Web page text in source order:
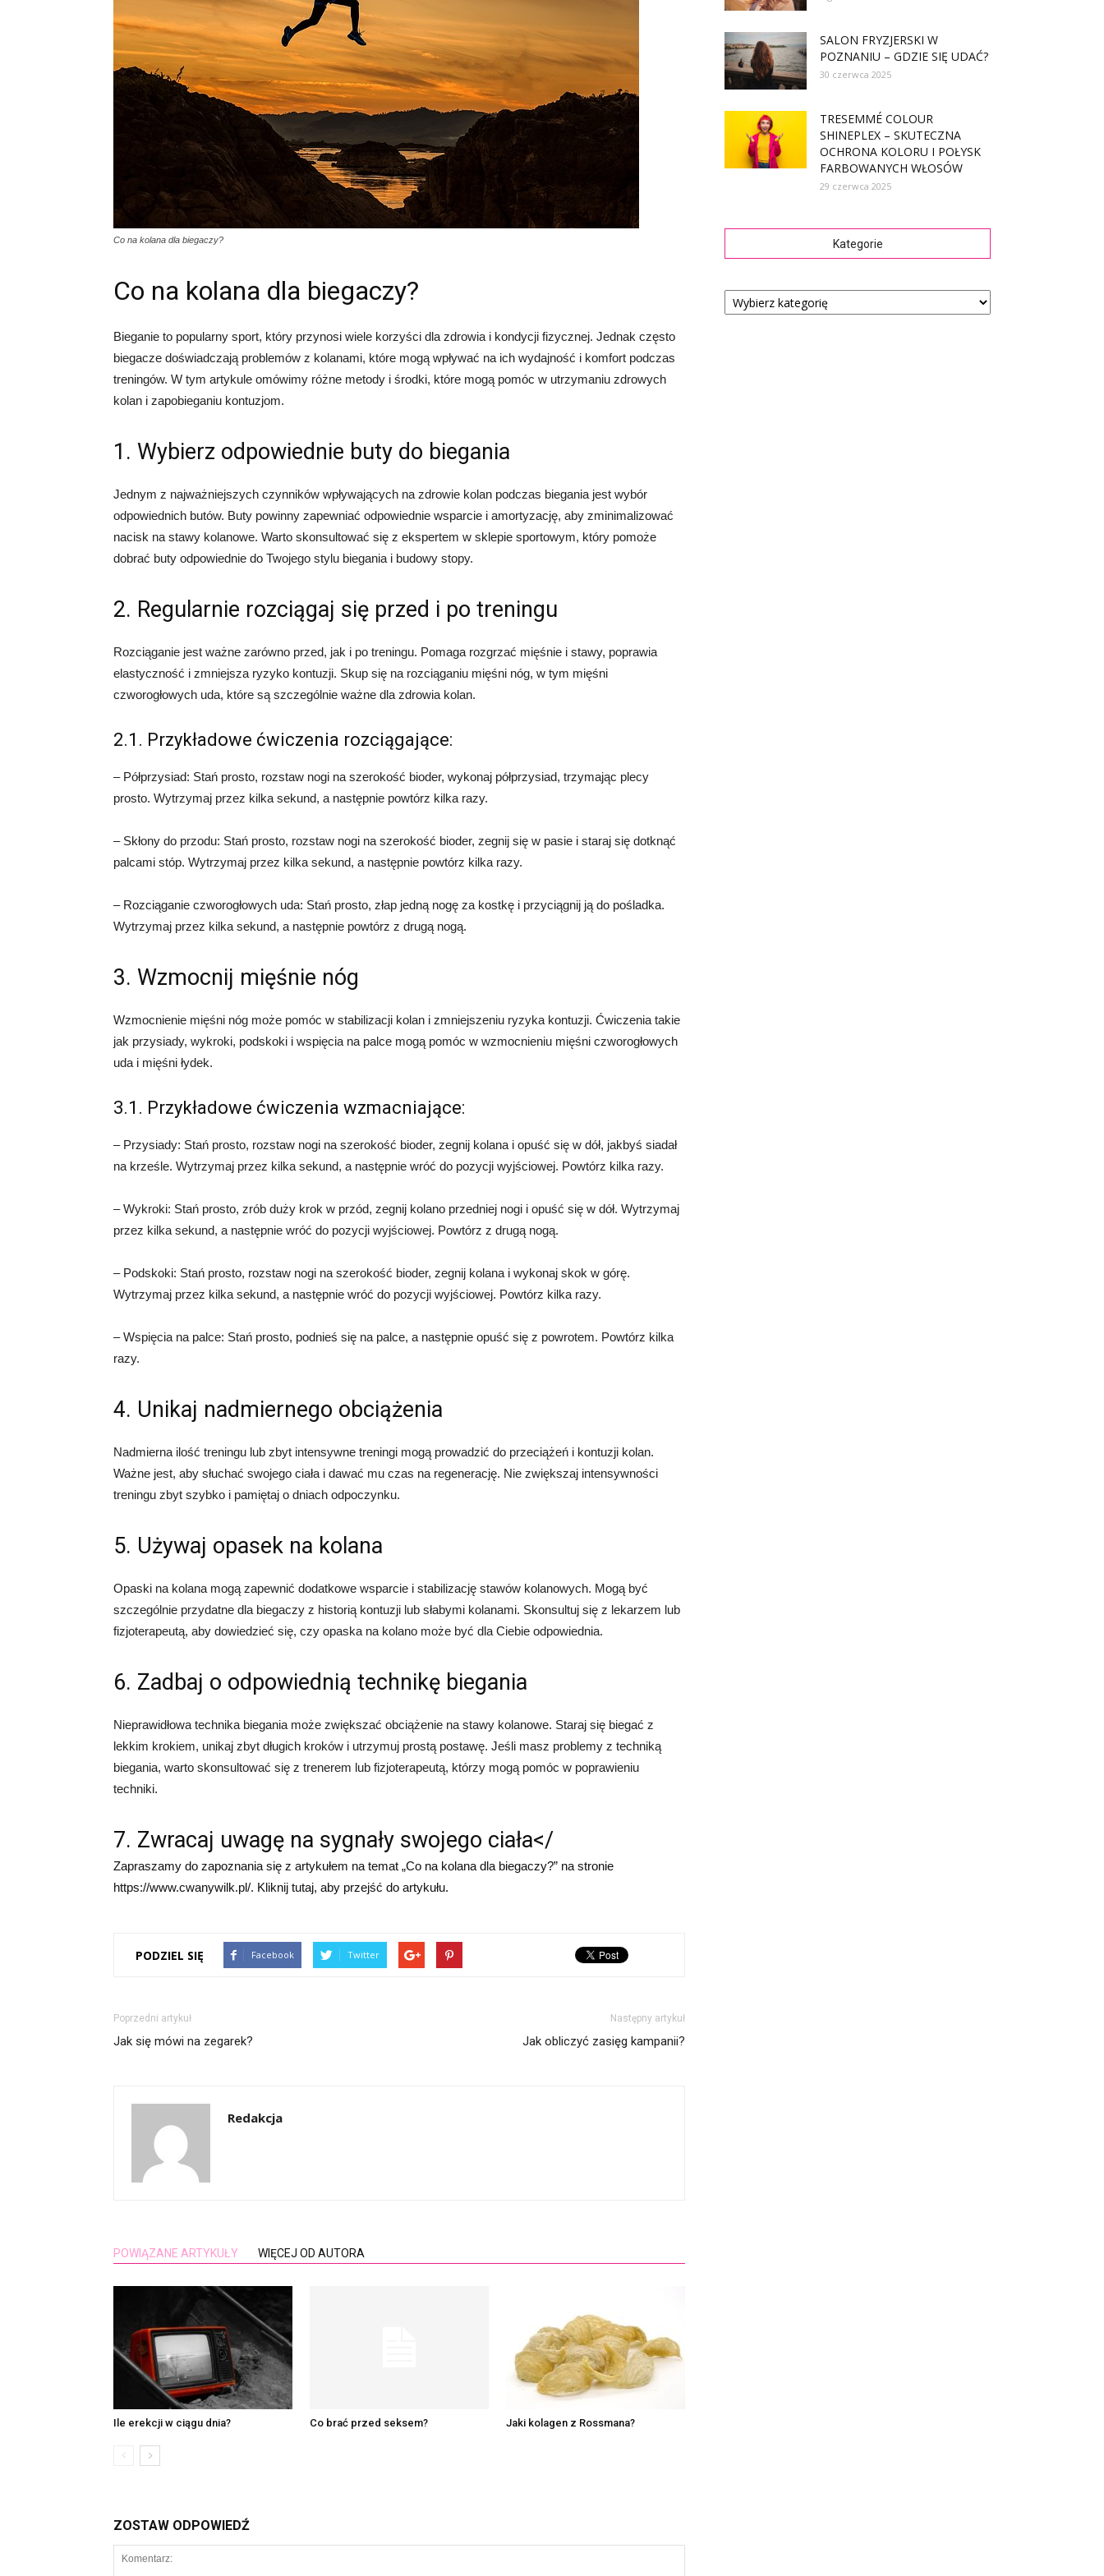
Co na kolana dla biegaczy?
Co na kolana dla biegaczy?
Bieganie to popularny sport, który przynosi wiele korzyści dla zdrowia i kondycji fizycznej. Jednak często
biegacze doświadczają problemów z kolanami, które mogą wpływać na ich wydajność i komfort podczas
treningów. W tym artykule omówimy różne metody i środki, które mogą pomóc w utrzymaniu zdrowych
kolan i zapobieganiu kontuzjom.
1. Wybierz odpowiednie buty do biegania
Jednym z najważniejszych czynników wpływających na zdrowie kolan podczas biegania jest wybór
odpowiednich butów. Buty powinny zapewniać odpowiednie wsparcie i amortyzację, aby zminimalizować
nacisk na stawy kolanowe. Warto skonsultować się z ekspertem w sklepie sportowym, który pomoże
dobrać buty odpowiednie do Twojego stylu biegania i budowy stopy.
2. Regularnie rozciągaj się przed i po treningu
Rozciąganie jest ważne zarówno przed, jak i po treningu. Pomaga rozgrzać mięśnie i stawy, poprawia
elastyczność i zmniejsza ryzyko kontuzji. Skup się na rozciąganiu mięśni nóg, w tym mięśni
czworogłowych uda, które są szczególnie ważne dla zdrowia kolan.
2.1. Przykładowe ćwiczenia rozciągające:
– Półprzysiad: Stań prosto, rozstaw nogi na szerokość bioder, wykonaj półprzysiad, trzymając plecy
prosto. Wytrzymaj przez kilka sekund, a następnie powtórz kilka razy.
– Skłony do przodu: Stań prosto, rozstaw nogi na szerokość bioder, zegnij się w pasie i staraj się dotknąć
palcami stóp. Wytrzymaj przez kilka sekund, a następnie powtórz kilka razy.
– Rozciąganie czworogłowych uda: Stań prosto, złap jedną nogę za kostkę i przyciągnij ją do pośladka.
Wytrzymaj przez kilka sekund, a następnie powtórz z drugą nogą.
3. Wzmocnij mięśnie nóg
Wzmocnienie mięśni nóg może pomóc w stabilizacji kolan i zmniejszeniu ryzyka kontuzji. Ćwiczenia takie
jak przysiady, wykroki, podskoki i wspięcia na palce mogą pomóc w wzmocnieniu mięśni czworogłowych
uda i mięśni łydek.
3.1. Przykładowe ćwiczenia wzmacniające:
– Przysiady: Stań prosto, rozstaw nogi na szerokość bioder, zegnij kolana i opuść się w dół, jakbyś siadał
na krześle. Wytrzymaj przez kilka sekund, a następnie wróć do pozycji wyjściowej. Powtórz kilka razy.
– Wykroki: Stań prosto, zrób duży krok w przód, zegnij kolano przedniej nogi i opuść się w dół. Wytrzymaj
przez kilka sekund, a następnie wróć do pozycji wyjściowej. Powtórz z drugą nogą.
– Podskoki: Stań prosto, rozstaw nogi na szerokość bioder, zegnij kolana i wykonaj skok w górę.
Wytrzymaj przez kilka sekund, a następnie wróć do pozycji wyjściowej. Powtórz kilka razy.
– Wspięcia na palce: Stań prosto, podnieś się na palce, a następnie opuść się z powrotem. Powtórz kilka
razy.
4. Unikaj nadmiernego obciążenia
Nadmierna ilość treningu lub zbyt intensywne treningi mogą prowadzić do przeciążeń i kontuzji kolan.
Ważne jest, aby słuchać swojego ciała i dawać mu czas na regenerację. Nie zwiększaj intensywności
treningu zbyt szybko i pamiętaj o dniach odpoczynku.
5. Używaj opasek na kolana
Opaski na kolana mogą zapewnić dodatkowe wsparcie i stabilizację stawów kolanowych. Mogą być
szczególnie przydatne dla biegaczy z historią kontuzji lub słabymi kolanami. Skonsultuj się z lekarzem lub
fizjoterapeutą, aby dowiedzieć się, czy opaska na kolano może być dla Ciebie odpowiednia.
6. Zadbaj o odpowiednią technikę biegania
Nieprawidłowa technika biegania może zwiększać obciążenie na stawy kolanowe. Staraj się biegać z
lekkim krokiem, unikaj zbyt długich kroków i utrzymuj prostą postawę. Jeśli masz problemy z techniką
biegania, warto skonsultować się z trenerem lub fizjoterapeutą, którzy mogą pomóc w poprawieniu
techniki.
7. Zwracaj uwagę na sygnały swojego ciała</
Zapraszamy do zapoznania się z artykułem na temat „Co na kolana dla biegaczy?” na stronie
https://www.cwanywilk.pl/. Kliknij tutaj, aby przejść do artykułu.
PODZIEL SIĘ Facebook Twitter
Poprzedni artykuł
Jak się mówi na zegarek?
Następny artykuł
Jak obliczyć zasięg kampanii?
Redakcja
POWIĄZANE ARTYKUŁY WIĘCEJ OD AUTORA
Ile erekcji w ciągu dnia? Co brać przed seksem? Jaki kolagen z Rossmana?
ZOSTAW ODPOWIEDŹ
SALON FRYZJERSKI W
POZNANIU – GDZIE SIĘ UDAĆ?
30 czerwca 2025
TRESEMMÉ COLOUR
SHINEPLEX – SKUTECZNA
OCHRONA KOLORU I POŁYSK
FARBOWANYCH WŁOSÓW
29 czerwca 2025
Kategorie
Kategorie